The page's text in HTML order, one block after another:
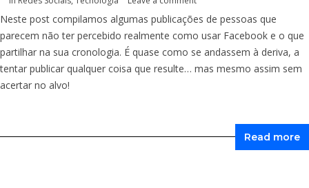
Neste post compilamos algumas publicações de pessoas que
parecem não ter percebido realmente como usar Facebook e o que
partilhar na sua cronologia. É quase como se andassem à deriva, a
tentar publicar qualquer coisa que resulte… mas mesmo assim sem
acertar no alvo!
Read more